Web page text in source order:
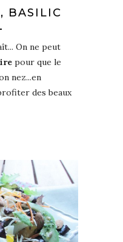
BASILIC
On ne peut
pour que le
nez...en
des beaux